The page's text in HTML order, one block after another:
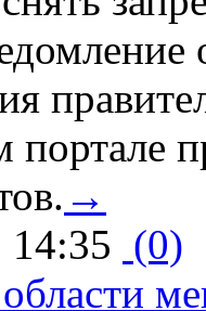
портале
→
14:35 (0)